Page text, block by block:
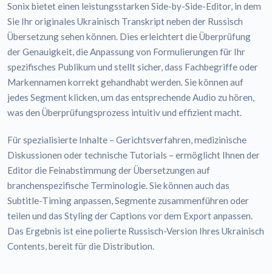
Sonix bietet einen leistungsstarken Side-by-Side-Editor, in dem
Sie Ihr originales Ukrainisch Transkript neben der Russisch
Übersetzung sehen können. Dies erleichtert die Überprüfung
der Genauigkeit, die Anpassung von Formulierungen für Ihr
spezifisches Publikum und stellt sicher, dass Fachbegriffe oder
Markennamen korrekt gehandhabt werden. Sie können auf
jedes Segment klicken, um das entsprechende Audio zu hören,
was den Überprüfungsprozess intuitiv und effizient macht.
Für spezialisierte Inhalte – Gerichtsverfahren, medizinische
Diskussionen oder technische Tutorials – ermöglicht Ihnen der
Editor die Feinabstimmung der Übersetzungen auf
branchenspezifische Terminologie. Sie können auch das
Subtitle-Timing anpassen, Segmente zusammenführen oder
teilen und das Styling der Captions vor dem Export anpassen.
Das Ergebnis ist eine polierte Russisch-Version Ihres Ukrainisch
Contents, bereit für die Distribution.